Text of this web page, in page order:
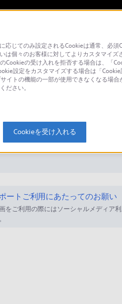
検索
ートご利用にあたってのお願い
をご利用の際にはソーシャルメディア
じてのみ設定されるCookieは通常、必須
個々のお客様に対してよりカスタマイズ
の受け入れを拒否する場合は、「
設定をカスタマイズする場合は「Cookie
イトの機能の一部が使用できなくなる場
ださい。
Cookieを受け入れる